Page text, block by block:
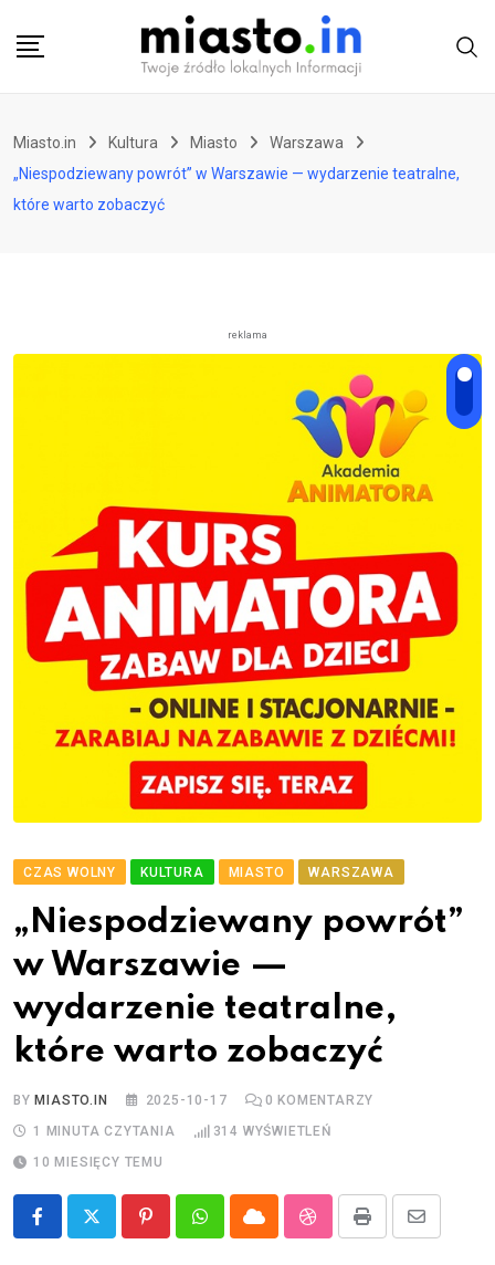
Miasto.in Kultura Miasto
Warszawa
„Niespodziewany powrót” w Warszawie — wydarzenie teatralne,
które warto zobaczyć
reklama
CZAS WOLNY KULTURA MIASTO WARSZAWA
„Niespodziewany powrót”
w Warszawie —
wydarzenie teatralne,
które warto zobaczyć
BYMIASTO.IN 2025-10-17 0 KOMENTARZY
1 MINUTA CZYTANIA
314 WYŚWIETLEŃ
10 MIESIĘCY TEMU
PinterestWhatsappCloud StumbleUpon
Print
Share